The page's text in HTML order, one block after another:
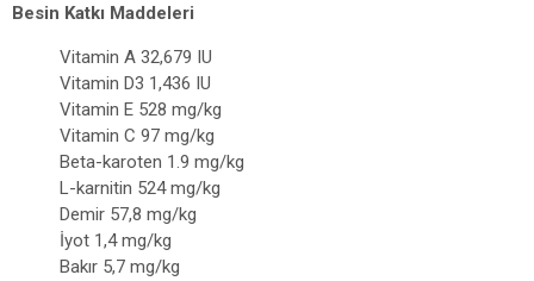
Besin Katkı Maddeleri
Vitamin A 32,679 IU
Vitamin D3 1,436 IU
Vitamin E 528 mg/kg
Vitamin C 97 mg/kg
Beta-karoten 1.9 mg/kg
L-karnitin 524 mg/kg
Demir 57,8 mg/kg
İyot 1,4 mg/kg
Bakır 5,7 mg/kg